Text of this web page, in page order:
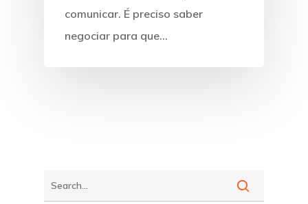
comunicar. É preciso saber
negociar para que…